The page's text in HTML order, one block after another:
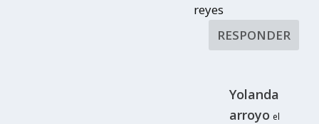
reyes
RESPONDER
Yolanda
arroyo el